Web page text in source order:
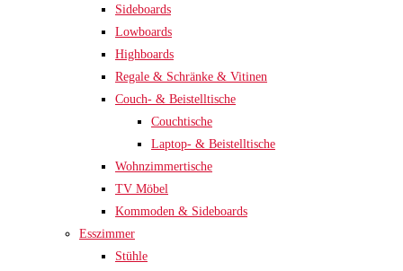
Sideboards
Lowboards
Highboards
Regale & Schränke & Vitinen
Couch- & Beistelltische
Couchtische
Laptop- & Beistelltische
Wohnzimmertische
TV Möbel
Kommoden & Sideboards
Esszimmer
Stühle